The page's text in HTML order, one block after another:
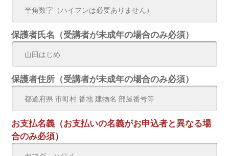
保護者氏名（受講者が未成年の場合のみ必須）
保護者住所（受講者が未成年の場合のみ必須）
お支払名義（お支払いの名義がお申込者と異なる場
合のみ必須）